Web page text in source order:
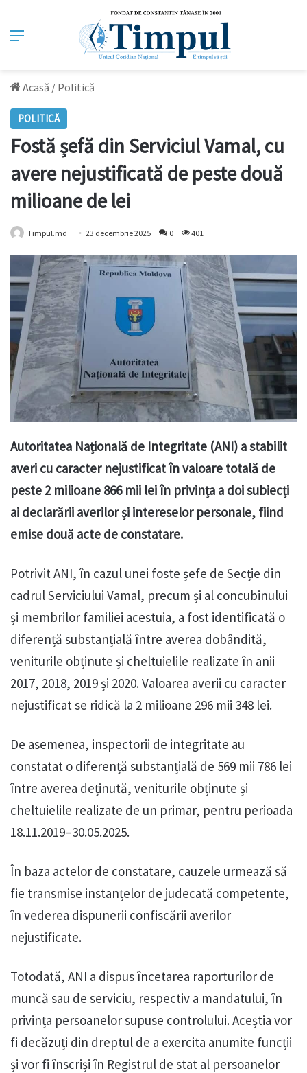
Meniu
Acasă / Politică
POLITICĂ
Fostă șefă din Serviciul Vamal, cu
avere nejustificată de peste două
milioane de lei
Timpul.md 23 decembrie 2025 0 401
Autoritatea Națională de Integritate (ANI) a stabilit
averi cu caracter nejustificat în valoare totală de
peste 2 milioane 866 mii lei în privința a doi subiecți
ai declarării averilor și intereselor personale, fiind
emise două acte de constatare.
Potrivit ANI, în cazul unei foste șefe de Secție din
cadrul Serviciului Vamal, precum și al concubinului
și membrilor familiei acestuia, a fost identificată o
diferență substanțială între averea dobândită,
veniturile obținute și cheltuielile realizate în anii
2017, 2018, 2019 și 2020. Valoarea averii cu caracter
nejustificat se ridică la 2 milioane 296 mii 348 lei.
De asemenea, inspectorii de integritate au
constatat o diferență substanțială de 569 mii 786 lei
între averea deținută, veniturile obținute și
cheltuielile realizate de un primar, pentru perioada
18.11.2019–30.05.2025.
În baza actelor de constatare, cauzele urmează să
fie transmise instanțelor de judecată competente,
în vederea dispunerii confiscării averilor
nejustificate.
Totodată, ANI a dispus încetarea raporturilor de
muncă sau de serviciu, respectiv a mandatului, în
privința persoanelor supuse controlului. Aceștia vor
fi decăzuți din dreptul de a exercita anumite funcții
și vor fi înscriși în Registrul de stat al persoanelor